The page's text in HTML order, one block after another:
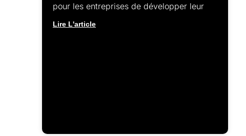
pour les entreprises de développer leur
Lire L'article